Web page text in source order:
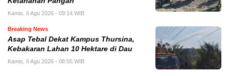
Kamis, 6 Agu 2026 - 09:14 WIB
Breaking News
Asap Tebal Dekat Kampus Thursina,
Kebakaran Lahan 10 Hektare di Dau
Kamis, 6 Agu 2026 - 08:55 WIB